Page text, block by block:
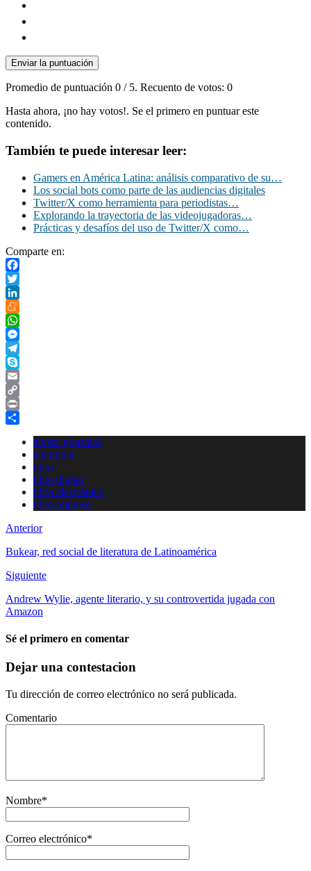
Enviar la puntuación
Promedio de puntuación 0 / 5. Recuento de votos: 0
Hasta ahora, ¡no hay votos!. Se el primero en puntuar este
contenido.
También te puede interesar leer:
Gamers en América Latina: análisis comparativo de su…
Los social bots como parte de las audiencias digitales
Twitter/X como herramienta para periodistas…
Explorando la trayectoria de las videojugadoras…
Prácticas y desafíos del uso de Twitter/X como…
Comparte en:
Facebook
Twitter
LinkedIn
Meneame
WhatsApp
Messenger
Telegram
Skype
Email
Copy
Link
Print
álvaro gonzález
colombia
libro
libro digital
libro electrónico
libro impreso
Anterior
Bukear, red social de literatura de Latinoamérica
Siguiente
Andrew Wylie, agente literario, y su controvertida jugada con
Amazon
Sé el primero en comentar
Dejar una contestacion
Tu dirección de correo electrónico no será publicada.
Comentario
Nombre*
Correo electrónico*